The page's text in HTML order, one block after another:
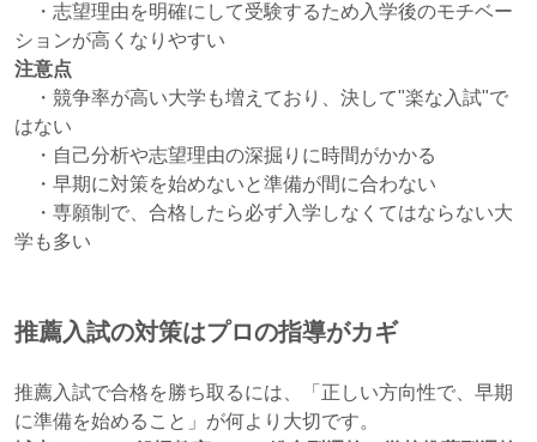
・志望理由を明確にして受験するため入学後のモチベー
ションが高くなりやすい
注意点
・競争率が高い大学も増えており、決して"楽な入試"で
はない
・自己分析や志望理由の深掘りに時間がかかる
・早期に対策を始めないと準備が間に合わない
・専願制で、合格したら必ず入学しなくてはならない大
学も多い
推薦入試の対策はプロの指導がカギ
推薦入試で合格を勝ち取るには、「正しい方向性で、早期
に準備を始めること」が何より大切です。